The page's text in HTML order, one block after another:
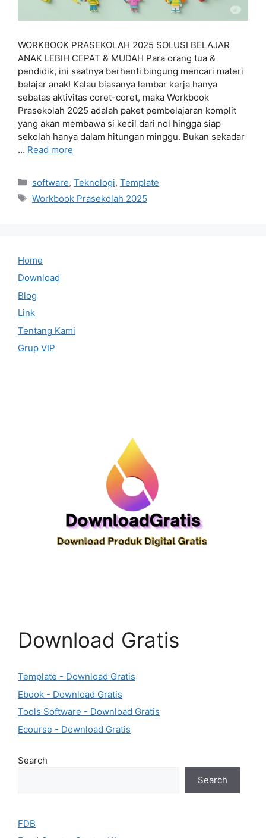
WORKBOOK PRASEKOLAH 2025 SOLUSI BELAJAR
ANAK LEBIH CEPAT & MUDAH Para orang tua &
pendidik, ini saatnya berhenti bingung mencari materi
belajar anak! Kalau biasanya lembar kerja hanya
sebatas aktivitas coret-coret, maka Workbook
Prasekolah 2025 adalah paket pembelajaran komplit
yang akan membawa si kecil dari nol hingga siap
sekolah hanya dalam hitungan minggu. Bukan sekadar
… Read more
Categories
software, Teknologi, Template
Tags
Workbook Prasekolah 2025
Home
Download
Blog
Link
Tentang Kami
Grup VIP
Download Gratis
Template - Download Gratis
Ebook - Download Gratis
Tools Software - Download Gratis
Ecourse - Download Gratis
Search
Search
FDB